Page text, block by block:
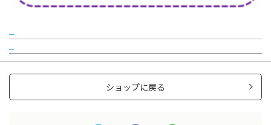
ショップに戻る